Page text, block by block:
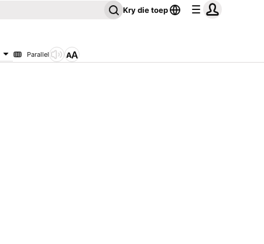
Kry die toep
Parallel